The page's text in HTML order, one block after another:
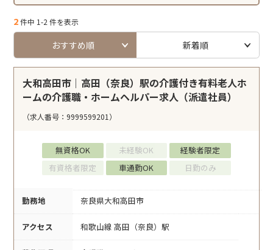
2件中 1-2 件を表示
おすすめ順 新着順
大和高田市｜高田（奈良）駅の介護付き有料老人ホ
ームの介護職・ホームヘルパー求人（派遣社員）
（求人番号：9999599201）
無資格OK 未経験OK
経験者限定
有資格者限定
車通勤OK 日勤のみ
勤務地 奈良県大和高田市
アクセス 和歌山線 高田（奈良）駅